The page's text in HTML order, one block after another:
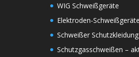
WIG Schweißgeräte
Elektroden-Schweißgeräte
Schweißer
Schutzgasschweißen –